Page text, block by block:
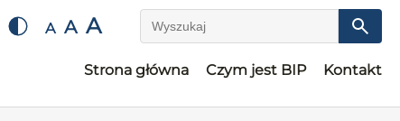
A A A Wyszukaj
Strona główna Czym jest BIP Kontakt